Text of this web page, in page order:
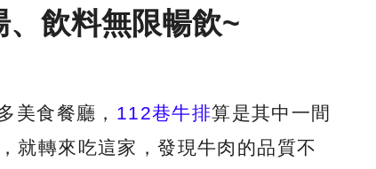
飲料無限暢飲~
美食餐廳， 112巷牛排算是其中一間
就轉來吃這家，發現牛肉的品質不